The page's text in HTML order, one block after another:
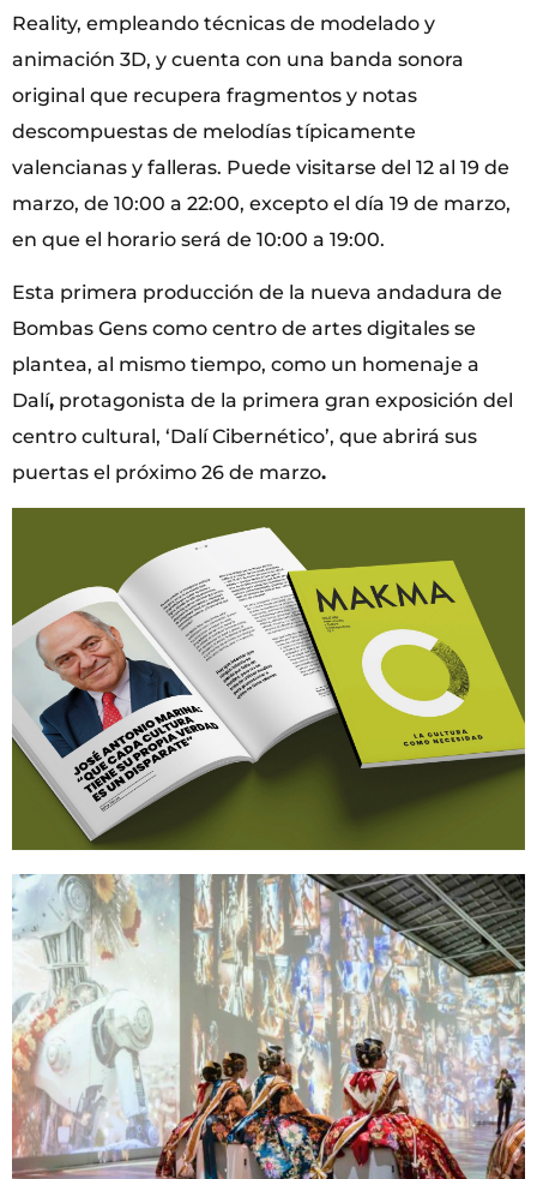
Reality, empleando técnicas de modelado y
animación 3D, y cuenta con una banda sonora
original que recupera fragmentos y notas
descompuestas de melodías típicamente
valencianas y falleras. Puede visitarse del 12 al 19 de
marzo, de 10:00 a 22:00, excepto el día 19 de marzo,
en que el horario será de 10:00 a 19:00.
Esta primera producción de la nueva andadura de
Bombas Gens como centro de artes digitales se
plantea, al mismo tiempo, como un homenaje a
Dalí, protagonista de la primera gran exposición del
centro cultural, ‘Dalí Cibernético’, que abrirá sus
puertas el próximo 26 de marzo.